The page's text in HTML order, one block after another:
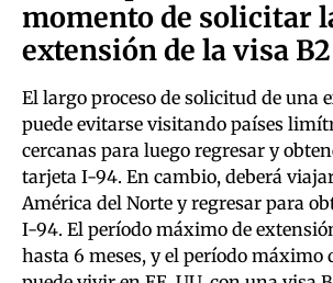
momento de solicitar
extensión de la visa B2
El largo proceso de solicitud de una
puede evitarse visitando países
cercanas para luego regresar y
tarjeta I-94. En cambio, deberá
América del Norte y regresar para
I-94. El período máximo de
hasta 6 meses, y el período máximo